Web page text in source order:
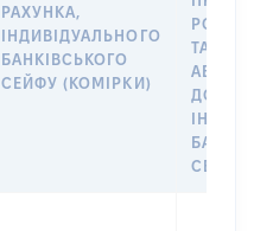
РАХУНКА,
ІНДИВІДУАЛЬНОГО
БАНКІВСЬКОГО
СЕЙФУ (КОМІРКИ)
ТАКИМ
АБО
ДО
СЕЙФУ